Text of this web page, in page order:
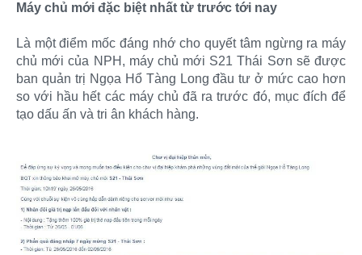
Máy chủ mới đặc biệt nhất từ trước tới nay
Là một điểm mốc đáng nhớ cho quyết tâm ngừng ra máy
chủ mới của NPH, máy chủ mới S21 Thái Sơn sẽ được
ban quản trị Ngọa Hổ Tàng Long đầu tư ở mức cao hơn
so với hầu hết các máy chủ đã ra trước đó, mục đích để
tạo dấu ấn và tri ân khách hàng.​